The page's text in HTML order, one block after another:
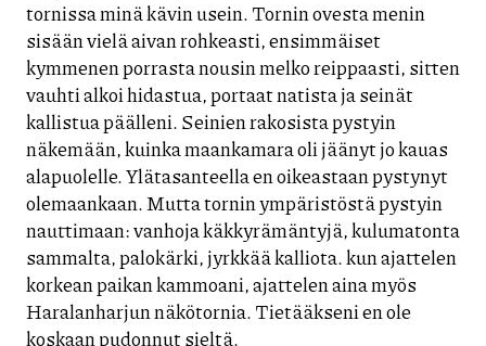
tornissa minä kävin usein. Tornin ovesta menin
sisään vielä aivan rohkeasti, ensimmäiset
kymmenen porrasta nousin melko reippaasti, sitten
vauhti alkoi hidastua, portaat natista ja seinät
kallistua päälleni. Seinien rakosista pystyin
näkemään, kuinka maankamara oli jäänyt jo kauas
alapuolelle. Ylätasanteella en oikeastaan pystynyt
olemaankaan. Mutta tornin ympäristöstä pystyin
nauttimaan: vanhoja käkkyrämäntyjä, kulumatonta
sammalta, palokärki, jyrkkää kalliota. kun ajattelen
korkean paikan kammoani, ajattelen aina myös
Haralanharjun näkötornia. Tietääkseni en ole
koskaan pudonnut sieltä.